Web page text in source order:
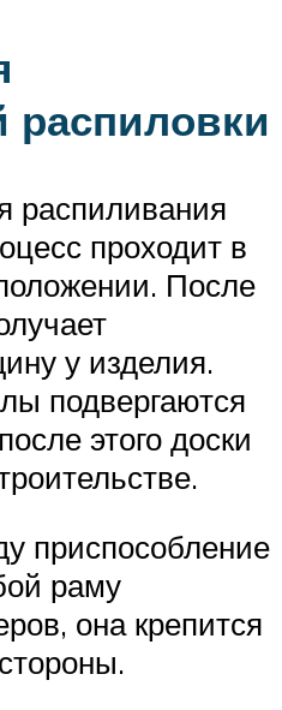
распиловки
распиливания
проходит в
После
у изделия.
подвергаются
этого доски
приспособление
раму
она крепится